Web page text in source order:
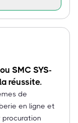
SMC SYS-
réussite.
de
en ligne et
procuration